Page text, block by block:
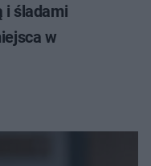
i śladami
w